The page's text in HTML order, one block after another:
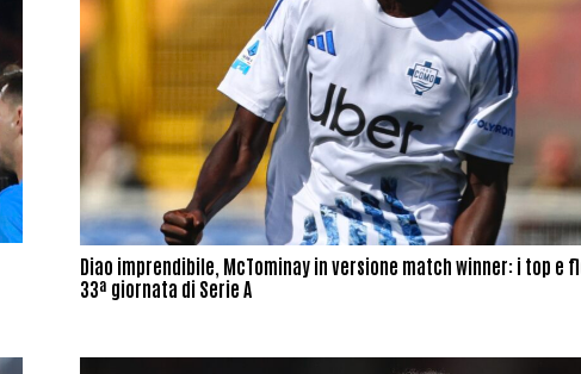
Diao imprendibile, McTominay in versione match winner: i top e
33ª giornata di Serie A